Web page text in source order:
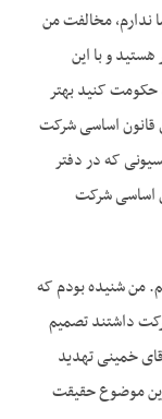
ندارم، مخالفت من
و با این
کنید بهتر
قانون اساسی شرکت
که در دفتر
اساسی شرکت
من شنیده بودم که
داشتند تصمیم
خمینی تهدید
این موضوع حقیقت